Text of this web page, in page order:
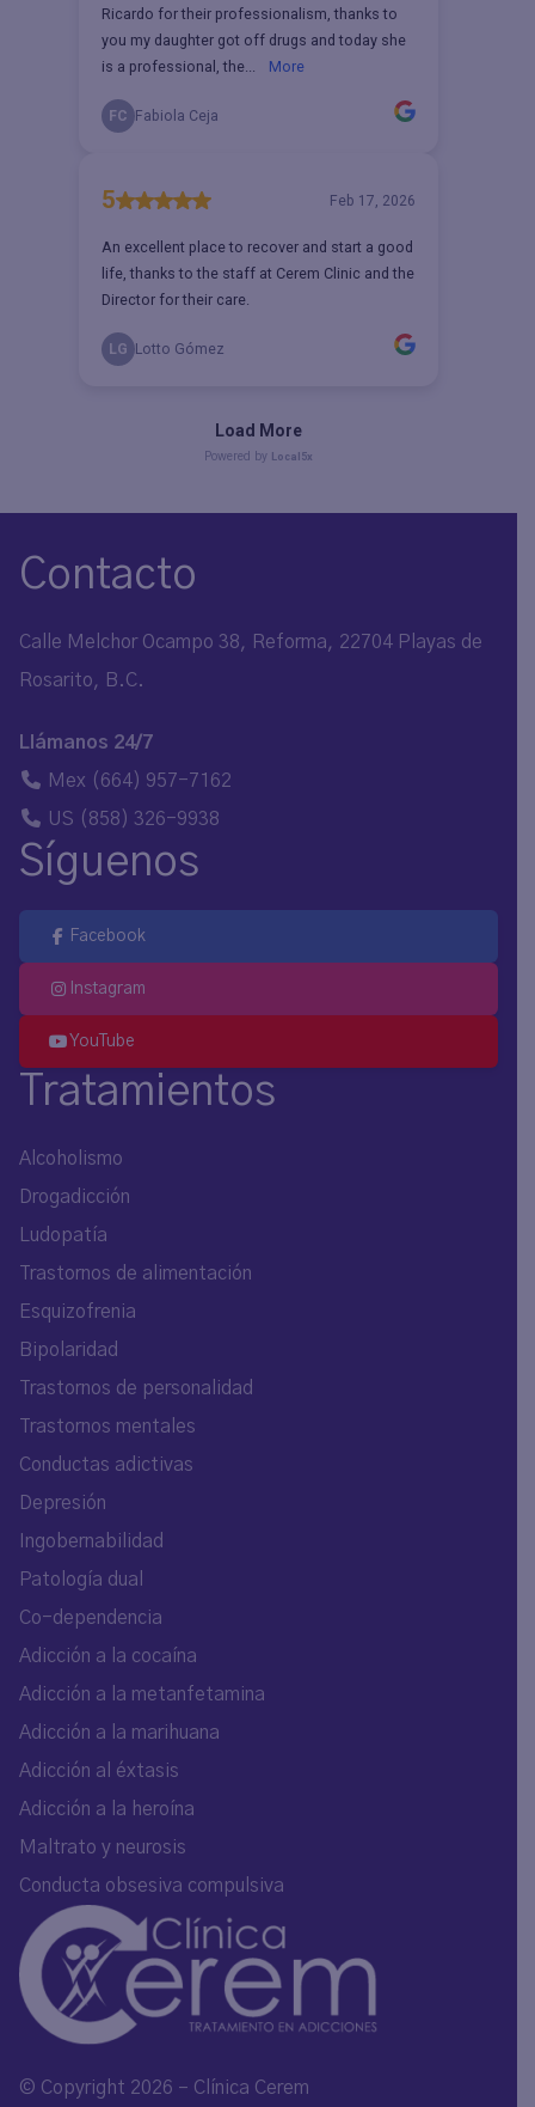
Contacto
Calle Melchor Ocampo 38, Reforma, 22704 Playas de
Rosarito, B.C.
Llámanos 24/7
Mex (664) 957-7162
US (858) 326-9938
Síguenos
Facebook
Instagram
YouTube
Tratamientos
Alcoholismo
Drogadicción
Ludopatía
Trastornos de alimentación
Esquizofrenia
Bipolaridad
Trastornos de personalidad
Trastornos mentales
Conductas adictivas
Depresión
Ingobernabilidad
Patología dual
Co-dependencia
Adicción a la cocaína
Adicción a la metanfetamina
Adicción a la marihuana
Adicción al éxtasis
Adicción a la heroína
Maltrato y neurosis
Conducta obsesiva compulsiva
© Copyright 2026 – Clínica Cerem